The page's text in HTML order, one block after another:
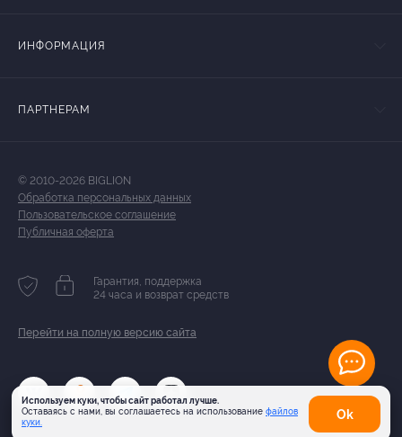
Используем куки, чтобы сайт работал лучше.
Оставаясь с нами, вы соглашаетесь на использование файлов
куки.
Оk
ИНФОРМАЦИЯ
ПАРТНЕРАМ
© 2010-2026 BIGLION
Обработка персональных данных
Пользовательское соглашение
Публичная оферта
Гарантия, поддержка
24 часа и возврат средств
Перейти на полную версию сайта